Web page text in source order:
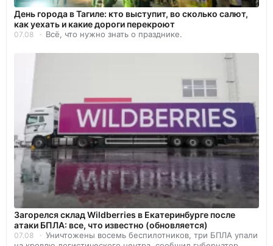
День города в Тагиле: кто выступит, во сколько салют,
как уехать и какие дороги перекроют
07.08 Всё, что нужно знать о празднике.
Загорелся склад Wildberries в Екатеринбурге после
атаки БПЛА: все, что известно (обновляется)
07.08
Уничтожены восемь беспилотников, три БПЛА упали